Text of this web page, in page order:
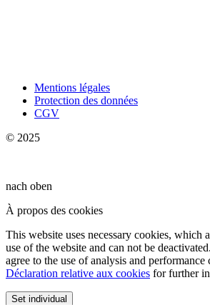
Mentions légales
Protection des données
CGV
© 2025
nach oben
À propos des cookies
This website uses necessary cookies, which
use of the website and can not be
agree to the use of analysis and performance
Déclaration relative aux cookies for further
Set individual